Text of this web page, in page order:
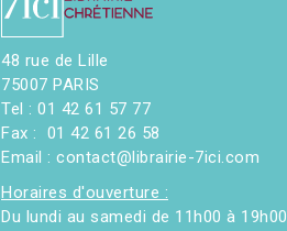
48 rue de Lille
75007 PARIS
Tel : 01 42 61 57 77
Fax : 01 42 61 26 58
Email : contact@librairie-7ici.com
Horaires d'ouverture :
Du lundi au samedi de 11h00 à 19h00